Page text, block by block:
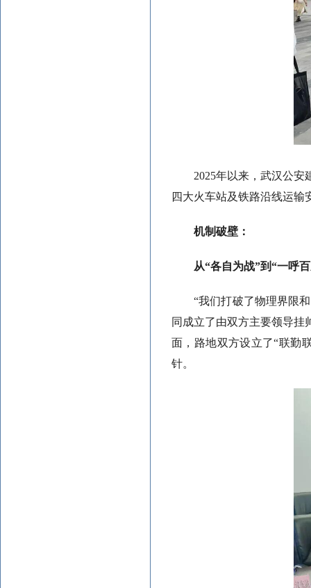
2025年以来，武汉公
四大火车站及铁路沿线运输
机制破壁：
从“各自为战”到“一呼
“我们打破了物理界限
同成立了由双方主要领导挂
面，路地双方设立了“联勤
针。